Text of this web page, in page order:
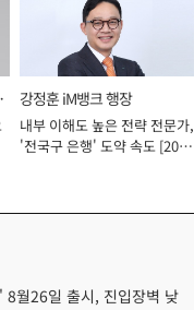
강정훈 iM뱅크 행장
내부 이해도 높은 전략 전문가,
'전국구 은행' 도약 속도 [2026
8월26일 출시, 진입장벽 낮